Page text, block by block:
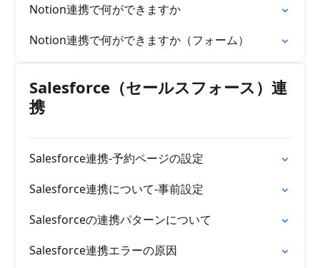
Notion連携で何ができますか
Notion連携で何ができますか（フォーム）
Salesforce（セールスフォース）連
携
Salesforce連携-予約ページの設定
Salesforce連携について-事前設定
Salesforceの連携パターンについて
Salesforce連携エラーの原因